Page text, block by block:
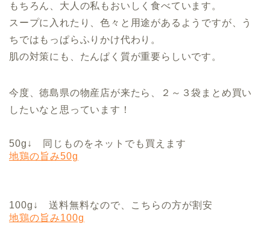
もちろん、大人の私もおいしく食べています。
スープに入れたり、色々と用途があるようですが、う
ちではもっぱらふりかけ代わり。
肌の対策にも、たんぱく質が重要らしいです。
今度、徳島県の物産店が来たら、２～３袋まとめ買い
したいなと思っています！
50g↓ 同じものをネットでも買えます
地鶏の旨み50g
100g↓ 送料無料なので、こちらの方が割安
地鶏の旨み100g